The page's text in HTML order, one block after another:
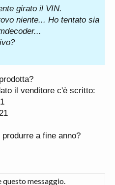
girato il VIN.
niente... Ho tentato sia
il venditore c'è scritto:
a fine anno?
questo messaggio.